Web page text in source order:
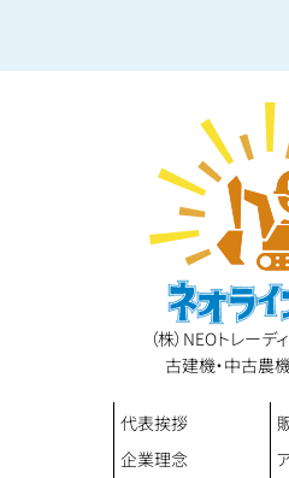
（株）NEOトレー
古建機・中古農
代表挨拶
企業理念